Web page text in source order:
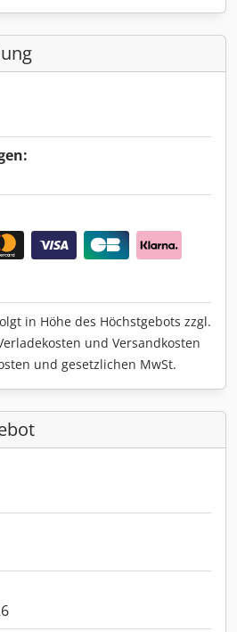
in Höhe des Höchstgebots zzgl.
und Versandkosten
und gesetzlichen MwSt.